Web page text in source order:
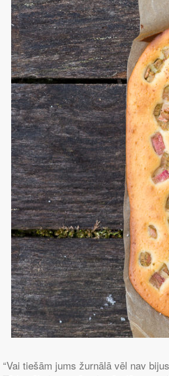
“Vai tiešām jums žurnālā vēl nav